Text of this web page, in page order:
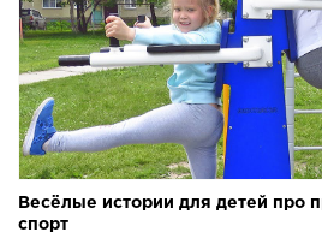
Весёлые истории для детей про
спорт